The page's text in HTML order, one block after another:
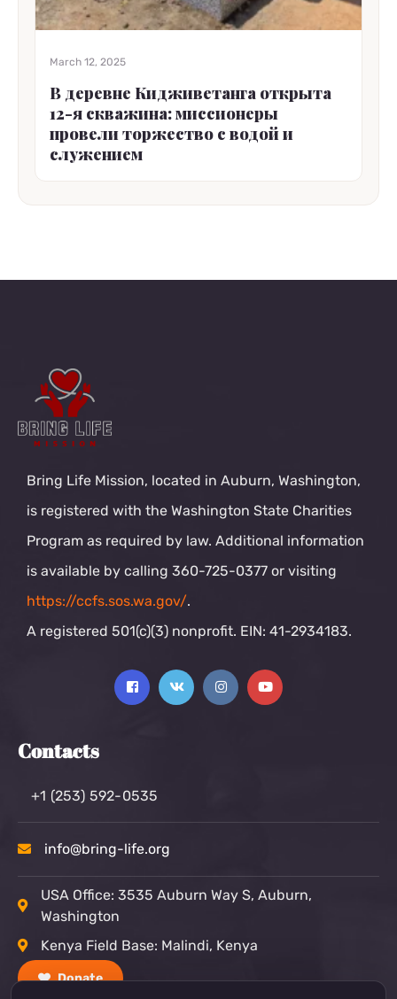
March 12, 2025
В деревне Кидживетанга открыта
12-я скважина: миссионеры
провели торжество с водой и
служением
Bring Life Mission, located in Auburn, Washington,
is registered with the Washington State Charities
Program as required by law. Additional information
is available by calling 360-725-0377 or visiting
https://ccfs.sos.wa.gov/.
A registered 501(c)(3) nonprofit. EIN: 41-2934183.
Contacts
+1 (253) 592-0535
info@bring-life.org
USA Office: 3535 Auburn Way S, Auburn,
Washington
Kenya Field Base: Malindi, Kenya
Donate